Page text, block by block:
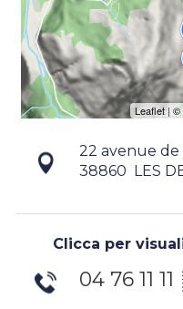
22 avenue
38860
LES
Clicca per
04 76 11 11